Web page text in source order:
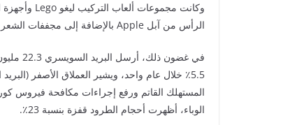
الرأس من آبل Apple بالإضافة إلى مجففات الشعر والمكانس الكهربائية من ديسون Dyson.
في
5.5٪ خلال عام واحد، ويشير العملاق الأصفر
الوباء، أظهرت أحجام الطرود قفزة بنسبة 23٪.